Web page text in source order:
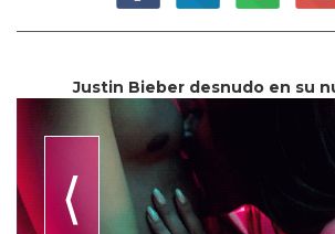
Justin Bieber desnudo en su
⟨